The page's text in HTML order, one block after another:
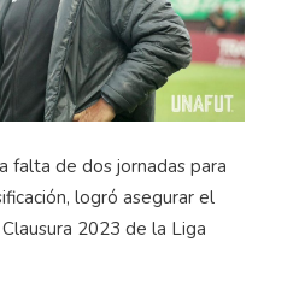
falta de dos jornadas para
logró asegurar el
2023 de la Liga